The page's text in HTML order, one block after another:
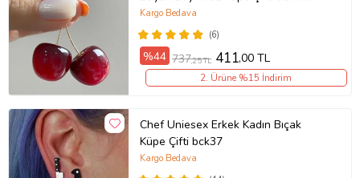
(Kırmızı)
(6)
Kargo Bedava
%44 737,25 TL 411,00 TL
2. Ürüne %15 İndirim
Chef Uniesex Erkek Kadın Bıçak
Küpe Çifti bck37
Kargo Bedava